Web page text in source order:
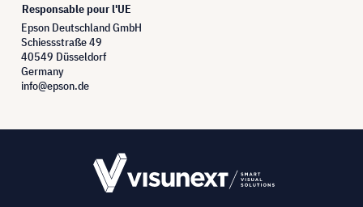
Responsable pour l'UE
Epson Deutschland GmbH
Schiessstraße 49
40549 Düsseldorf
Germany
info@epson.de